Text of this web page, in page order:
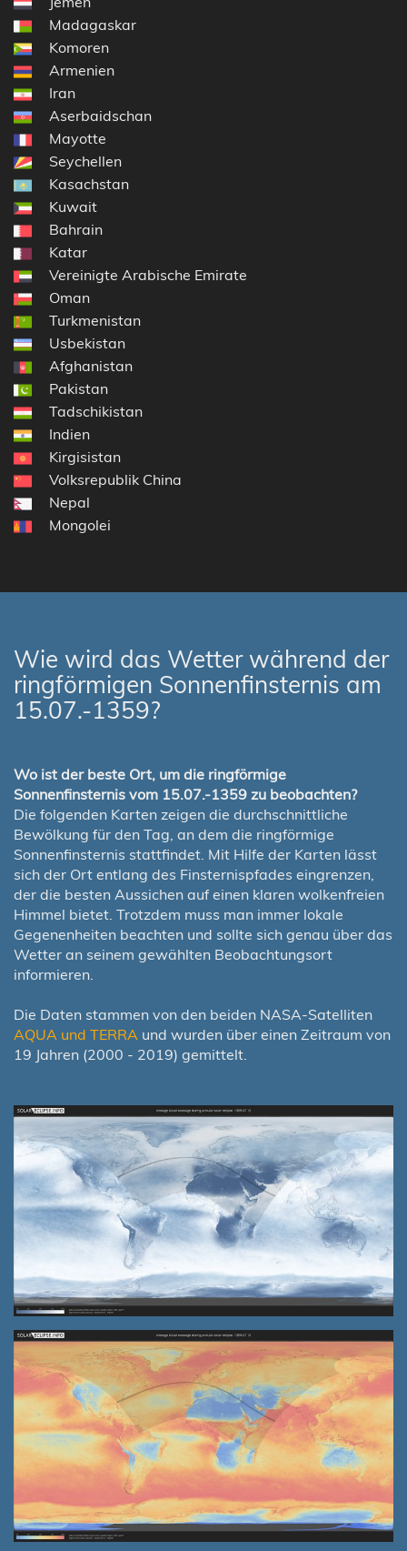
Madagaskar
Komoren
Armenien
Iran
Aserbaidschan
Mayotte
Seychellen
Kasachstan
Kuwait
Bahrain
Katar
Vereinigte Arabische Emirate
Oman
Turkmenistan
Usbekistan
Afghanistan
Pakistan
Tadschikistan
Indien
Kirgisistan
Volksrepublik China
Nepal
Mongolei
Wie wird das Wetter während der
ringförmigen Sonnenfinsternis am
15.07.-1359?
Wo ist der beste Ort, um die ringförmige
Sonnenfinsternis vom 15.07.-1359 zu beobachten?
Die folgenden Karten zeigen die durchschnittliche
Bewölkung für den Tag, an dem die ringförmige
Sonnenfinsternis stattfindet. Mit Hilfe der Karten lässt
sich der Ort entlang des Finsternispfades eingrenzen,
der die besten Aussichen auf einen klaren wolkenfreien
Himmel bietet. Trotzdem muss man immer lokale
Gegenenheiten beachten und sollte sich genau über das
Wetter an seinem gewählten Beobachtungsort
informieren.
Die Daten stammen von den beiden NASA-Satelliten
AQUA und TERRA und wurden über einen Zeitraum von
19 Jahren (2000 - 2019) gemittelt.